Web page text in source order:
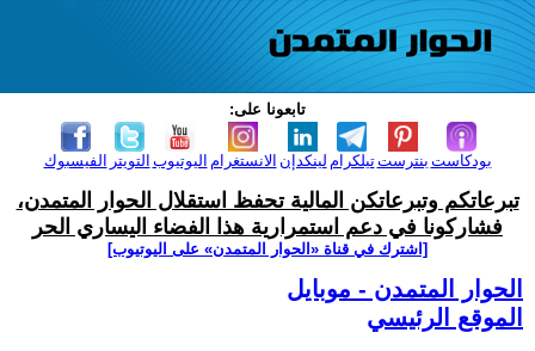
تابعونا على:
الفيسبوك التويتر اليوتيوب الانستغرام لينكدإن تيلكرامبنترست بودكاست
تبرعاتكم وتبرعاتكن المالية تحفظ استقلال الحوار المتمدن،
فشاركونا في دعم استمرارية هذا الفضاء اليساري الحر
[اشترك في قناة ‫«الحوار المتمدن» على اليوتيوب]
الحوار المتمدن - موبايل
الموقع الرئيسي